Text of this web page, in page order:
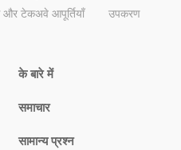
टेकअवे आपूर्तियाँ
उपकरण
के बारे में
समाचार
सामान्य प्रश्न